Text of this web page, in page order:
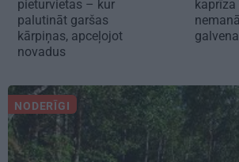
pieturvietas – kur
palutināt garšas
kārpiņas, apceļojot
novadus
kaprīza
NODERĪGI